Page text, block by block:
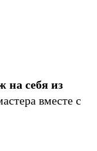
на себя из
вместе с